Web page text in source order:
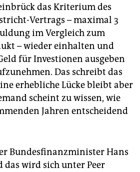
das Kriterium des
Vertrags – maximal 3
im Vergleich zum
– wieder einhalten und
für Investionen ausgeben
Das schreibt das
erhebliche Lücke bleibt aber
scheint zu wissen, wie
Jahren entscheidend
Bundesfinanzminister Hans
das wird sich unter Peer